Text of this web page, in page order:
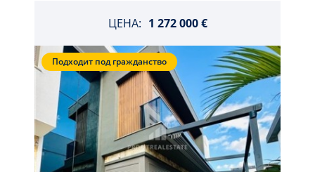
ЦЕНА: 1 272 000 €
Подходит под гражданство